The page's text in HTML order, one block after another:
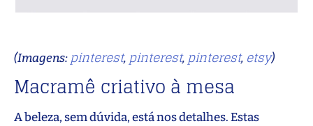
(Imagens:pinterest, pinterest, pinterest, etsy)
Macramê criativo à mesa
A beleza, sem dúvida, está nos detalhes. Estas